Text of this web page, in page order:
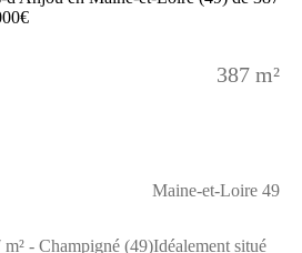
387 m²
Maine-et-Loire 49
- Champigné (49)Idéalement situé